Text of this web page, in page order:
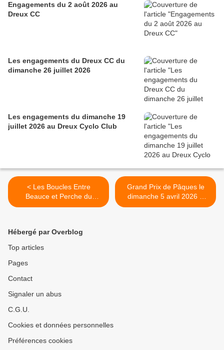
Engagements du 2 août 2026 au
Dreux CC
Les engagements du Dreux CC du
dimanche 26 juillet 2026
Les engagements du dimanche 19
juillet 2026 au Dreux Cyclo Club
< Les Boucles Entre
Beauce et Perche du
dimanche 29 mars 2026 :
des access support du
championnat d'Eure et Loir
Grand Prix de Pâques le
dimanche 5 avril 2026 à
Boutigny Sur Opton (28) en
Hébergé par Overblog
Top articles
Pages
Contact
Signaler un abus
C.G.U.
Cookies et données personnelles
Préférences cookies